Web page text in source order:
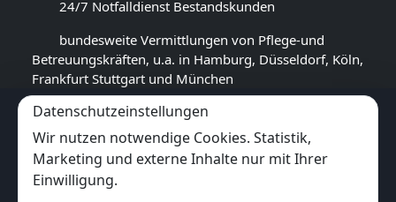
24/7 Notfalldienst Bestandskunden
bundesweite Vermittlungen von Pflege-und
Betreuungskräften, u.a. in Hamburg, Düsseldorf, Köln,
Frankfurt Stuttgart und München
GOOGLE BEWERTUNG
★★★★★
( 16 Rezensionen)
Datenschutzeinstellungen
Wir nutzen notwendige Cookies. Statistik,
Marketing und externe Inhalte nur mit Ihrer
Einwilligung.